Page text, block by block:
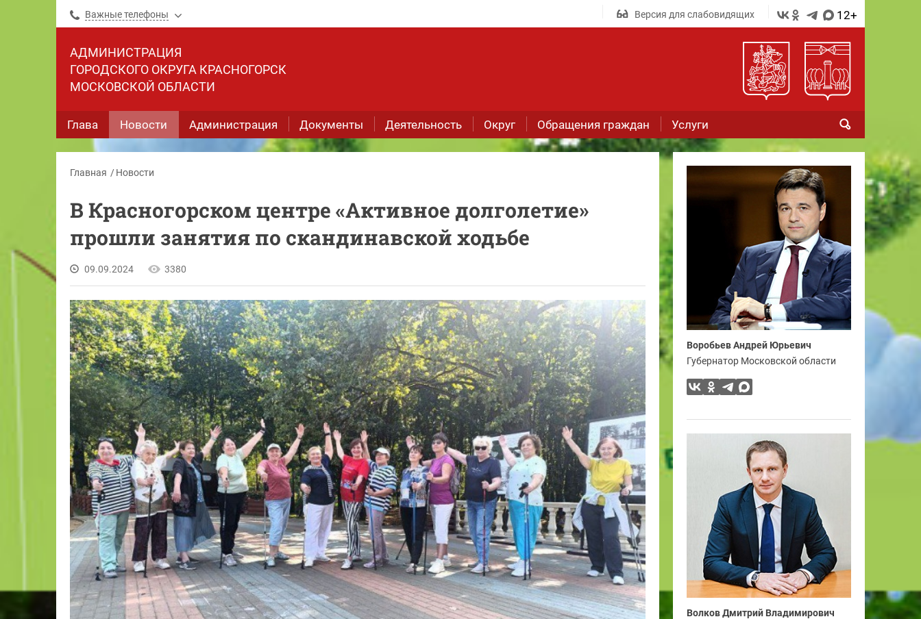
Важные телефоны Версия для слабовидящих 12+
АДМИНИСТРАЦИЯ
ГОРОДСКОГО ОКРУГА КРАСНОГОРСК
МОСКОВСКОЙ ОБЛАСТИ
Глава Новости Администрация Документы Деятельность Округ Обращения граждан Услуги
Главная Новости
В Красногорском центре «Активное долголетие»
прошли занятия по скандинавской ходьбе
09.09.2024 3380
Воробьев Андрей Юрьевич
Губернатор Московской области
Волков Дмитрий Владимирович